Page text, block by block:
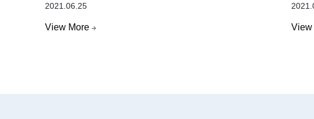
2021.06.25
View More View